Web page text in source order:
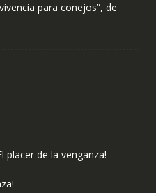
para conejos”, de
placer de la venganza!